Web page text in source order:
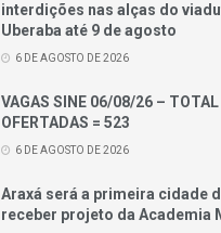
interdições nas alças do
Uberaba até 9 de agosto
6 DE AGOSTO DE 2026
VAGAS SINE 06/08/26 – TOTAL
OFERTADAS = 523
6 DE AGOSTO DE 2026
Araxá será a primeira cidade
receber projeto da Academia